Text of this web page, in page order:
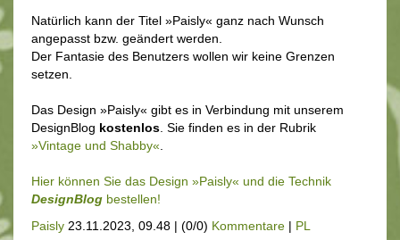
Natürlich kann der Titel »Paisly« ganz nach Wunsch
angepasst bzw. geändert werden.
Der Fantasie des Benutzers wollen wir keine Grenzen
setzen.
Das Design »Paisly« gibt es in Verbindung mit unserem
DesignBlog kostenlos . Sie finden es in der Rubrik
»Vintage und Shabby«
Hier können Sie das Design »Paisly« und die Technik
DesignBlog bestellen!
Paisly 23.11.2023, 09.48 | (0/0) Kommentare | PL